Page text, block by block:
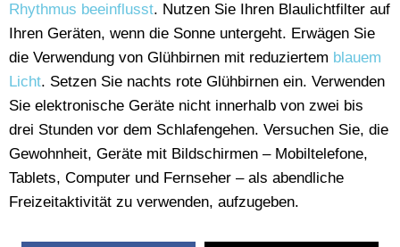
Rhythmus beeinflusst. Nutzen Sie Ihren Blaulichtfilter auf
Ihren Geräten, wenn die Sonne untergeht. Erwägen Sie
die Verwendung von Glühbirnen mit reduziertem blauem
Licht. Setzen Sie nachts rote Glühbirnen ein. Verwenden
Sie elektronische Geräte nicht innerhalb von zwei bis
drei Stunden vor dem Schlafengehen. Versuchen Sie, die
Gewohnheit, Geräte mit Bildschirmen – Mobiltelefone,
Tablets, Computer und Fernseher – als abendliche
Freizeitaktivität zu verwenden, aufzugeben.